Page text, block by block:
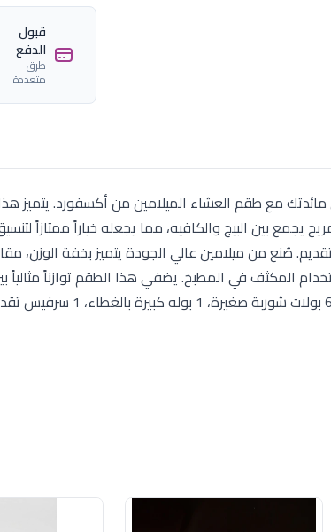
قبول
الدفع
طرق
متعددة
مع طقم العشاء الميلامين من أكسفورد. يتميز
صُنع من ميلامين عالي الجودة يتميز بخفة الوزن،